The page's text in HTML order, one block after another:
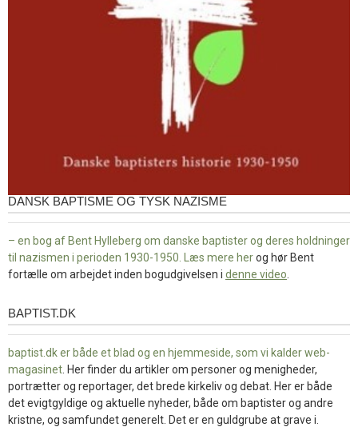
DANSK BAPTISME OG TYSK NAZISME
– en bog af Bent Hylleberg om danske baptister og deres holdninger
til nazismen i perioden 1930-1950. Læs mere herog hør Bent
fortælle om arbejdet inden bogudgivelsen i denne video
baptist.dk
BAPTIST.DK
baptist.dk er både et blad og en hjemmeside, som vi kalder web-
magasinet . Her finder du artikler om personer og menigheder,
portrætter og reportager, det brede kirkeliv og debat. Her er både
det evigtgyldige og aktuelle nyheder, både om baptister og andre
kristne, og samfundet generelt. Det er en guldgrube at grave i.